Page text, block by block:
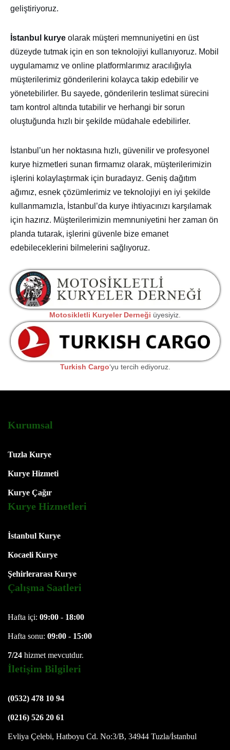
geliştiriyoruz.
İstanbul kurye olarak müşteri memnuniyetini en üst
düzeyde tutmak için en son teknolojiyi kullanıyoruz. Mobil
uygulamamız ve online platformlarımız aracılığıyla
müşterilerimiz gönderilerini kolayca takip edebilir ve
yönetebilirler. Bu sayede, gönderilerin teslimat sürecini
tam kontrol altında tutabilir ve herhangi bir sorun
oluştuğunda hızlı bir şekilde müdahale edebilirler.
İstanbul’un her noktasına hızlı, güvenilir ve profesyonel
kurye hizmetleri sunan firmamız olarak, müşterilerimizin
işlerini kolaylaştırmak için buradayız. Geniş dağıtım
ağımız, esnek çözümlerimiz ve teknolojiyi en iyi şekilde
kullanmamızla, İstanbul’da kurye ihtiyacınızı karşılamak
için hazırız. Müşterilerimizin memnuniyetini her zaman ön
planda tutarak, işlerini güvenle bize emanet
edebileceklerini bilmelerini sağlıyoruz.
Motosikletli Kuryeler Derneği üyesiyiz.
Turkish Cargo‘yu tercih ediyoruz.
Kurumsal
Tuzla Kurye
Kurye Hizmeti
Kurye Çağır
Kurye Hizmetleri
İstanbul Kurye
Kocaeli Kurye
Şehirlerarası Kurye
Çalışma Saatleri
Hafta içi: 09:00 - 18:00
Hafta sonu: 09:00 - 15:00
7/24 hizmet mevcutdur.
İletişim Bilgileri
(0532) 478 10 94
(0216) 526 20 61
Evliya Çelebi, Hatboyu Cd. No:3/B, 34944 Tuzla/İstanbul